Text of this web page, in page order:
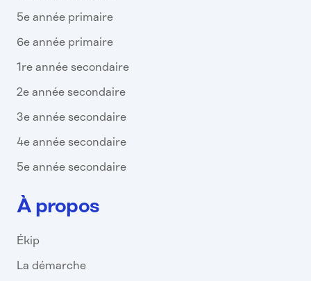
5e année primaire
6e année primaire
1re année secondaire
2e année secondaire
3e année secondaire
4e année secondaire
5e année secondaire
À propos
Ékip
La démarche